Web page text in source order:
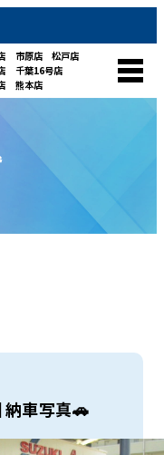
市原店
松戸店
千葉16号店
熊本店
納車写真🚗